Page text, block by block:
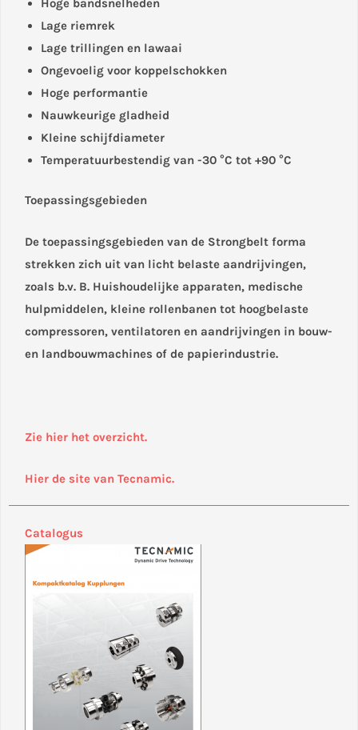
Hoge bandsnelheden
Lage riemrek
Lage trillingen en lawaai
Ongevoelig voor koppelschokken
Hoge performantie
Nauwkeurige gladheid
Kleine schijfdiameter
Temperatuurbestendig van -30 °C tot +90 °C
Toepassingsgebieden
De toepassingsgebieden van de Strongbelt forma
strekken zich uit van licht belaste aandrijvingen,
zoals b.v. B. Huishoudelijke apparaten, medische
hulpmiddelen, kleine rollenbanen tot hoogbelaste
compressoren, ventilatoren en aandrijvingen in bouw-
en landbouwmachines of de papierindustrie.
Zie hier het overzicht.
Hier de site van Tecnamic.
Catalogus